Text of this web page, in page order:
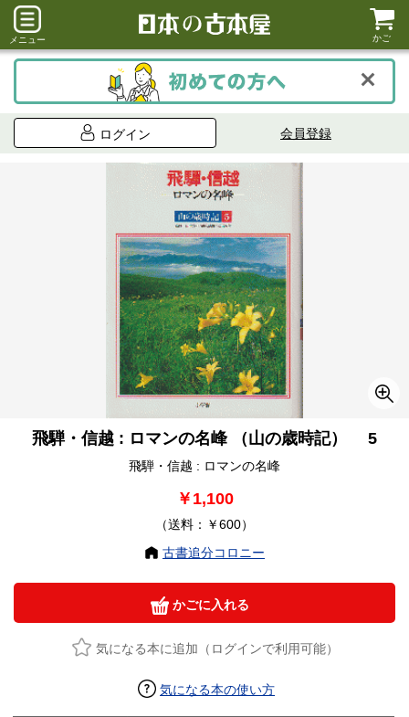
メニュー かご
ログイン 会員登録
飛騨・信越 : ロマンの名峰 （山の歳時記） 5
飛騨・信越 : ロマンの名峰
￥1,100
（送料：￥600）
古書追分コロニー
かごに入れる
気になる本に追加（ログインで利用可能）
気になる本の使い方